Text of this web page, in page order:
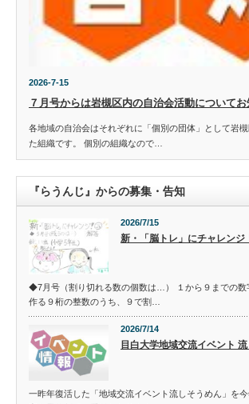
2026-7-15
７月号からは岩槻区内の自治会活動についてお
各地域の自治会はそれぞれに「個別の団体」として岩
た組織です。 個別の組織なので…
『らうんじ』からの募集・告知
2026/7/15
新・「脳トレ」にチャレン
◆7月号（割り切れる数の個数は…） １から９までの数
作る９桁の整数のうち、９で割…
2026/7/14
目白大学地域交流イベント
一昨年復活した「地域交流イベント流しそうめん」を今